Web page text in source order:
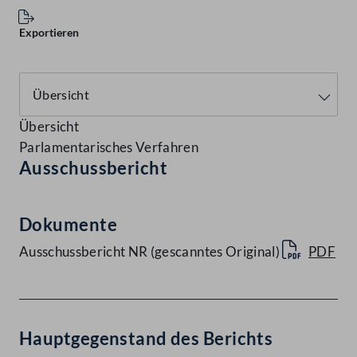
Exportieren
Übersicht
Parlamentarisches Verfahren
Ausschussbericht
Dokumente
Ausschussbericht NR (gescanntes Original) PDF
Hauptgegenstand des Berichts